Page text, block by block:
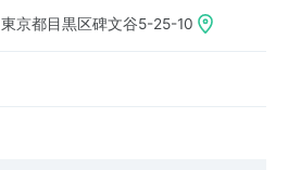
東京都目黒区碑文谷5-25-10